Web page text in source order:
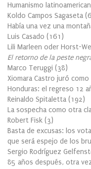
Humanismo
Koldo Campos Sagaseta (
Había una vez una
Luis Casado (161 )
Lili Marleen oder Horst-
El retorno de la peste
Marco Teruggi (38)
Xiomara Castro juró
Honduras: el regreso 12
Reinaldo Spitaletta (192)
La sospecha como otra
Robert Fisk (3)
Basta de excusas: los
que será espejo de los
Sergio Rodríguez
85 años después, otra